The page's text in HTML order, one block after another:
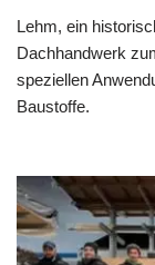
Lehm, ein
Dachhandwerk
speziellen
Baustoffe.